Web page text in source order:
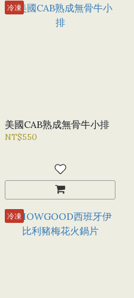
冷凍
美國CAB熟成無骨牛小排
NT$550
冷凍